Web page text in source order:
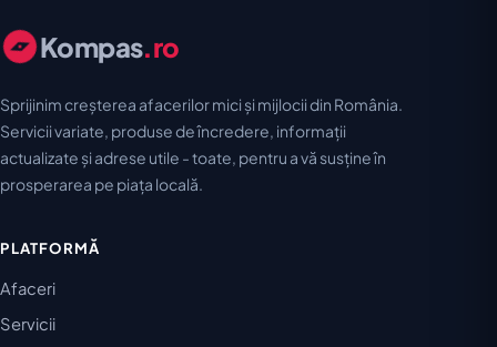
Kompas.ro
Sprijinim creșterea afacerilor mici și mijlocii din România.
Servicii variate, produse de încredere, informații
actualizate și adrese utile - toate, pentru a vă susține în
prosperarea pe piața locală.
PLATFORMĂ
Afaceri
Servicii